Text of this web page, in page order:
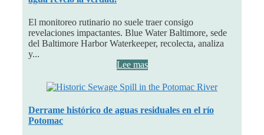
El monitoreo rutinario no suele traer consigo
revelaciones impactantes. Blue Water Baltimore, sede
del Baltimore Harbor Waterkeeper, recolecta, analiza
y...
Lee mas
Derrame histórico de aguas residuales en el río
Potomac